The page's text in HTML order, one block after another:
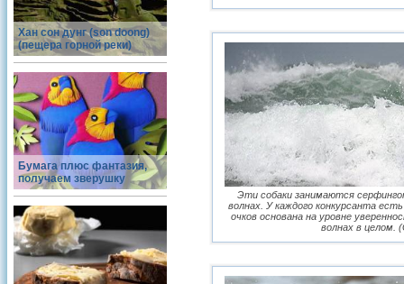
Хан сон дунг (son doong)
(пещера горной реки)
Бумага плюс фантазия,
получаем зверушку
Эти собаки занимаются
волнах. У каждого конкурсанта
очков основана на уровне
волнах в целом.